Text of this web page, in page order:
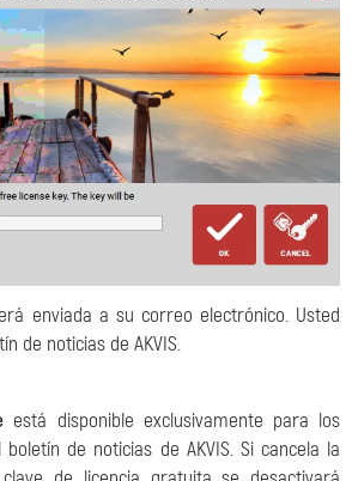
enviada a su correo electrónico. Usted
de noticias de AKVIS.
está disponible exclusivamente para los
de noticias de AKVIS. Si cancela la